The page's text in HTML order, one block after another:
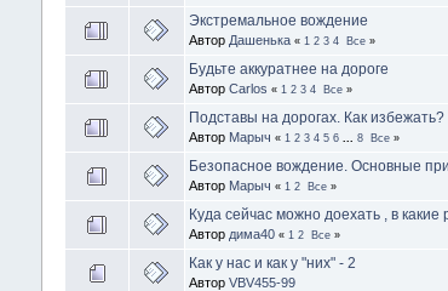
Экстремальное вождение
Автор Дашенька « 1 2 3 4 Все»
Будьте аккуратнее на дороге
Автор Carlos « 1 2 3 4 Все»
Подставы на дорогах. Как избежать?
Автор Марыч « 1 2 3 4 5 6 8 Все»
Безопасное вождение. Основные
Автор Марыч « 1 2 Все»
Куда сейчас можно доехать , в
Автор дима40 « 1 2 Все»
Как у нас и как у "них" - 2
Автор VBV455-99